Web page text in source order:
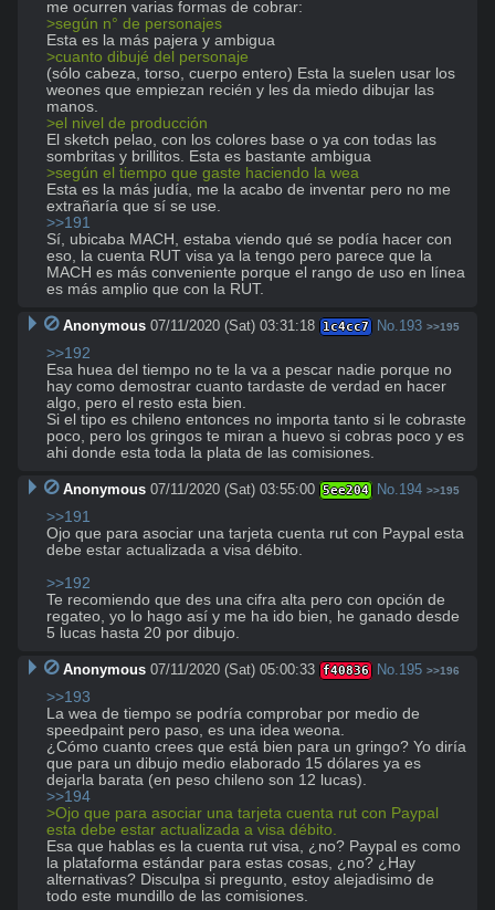
>según n° de personajes
>cuanto dibujé del personaje
(sólo cabeza, torso, cuerpo entero) Esta la suelen usar los
weones que empiezan recién y les da miedo dibujar las
>el nivel de producción
El sketch pelao, con los colores base o ya con todas las
>según el tiempo que gaste haciendo la wea
Esta es la más judía, me la acabo de inventar pero no me
>>191
Sí, ubicaba MACH, estaba viendo qué se podía hacer con
eso, la cuenta RUT visa ya la tengo pero parece que la
MACH es más conveniente porque el rango de uso en línea
es más amplio que con la RUT.
Anonymous 07/11/2020 (Sat) 03:31:18 1c4cc7 No. 193 >>195
>>192
Esa huea del tiempo no te la va a pescar nadie porque no
hay como demostrar cuanto tardaste de verdad en hacer
algo, pero el resto esta bien.
Si el tipo es chileno entonces no importa tanto si le cobraste
poco, pero los gringos te miran a huevo si cobras poco y es
ahi donde esta toda la plata de las comisiones.
Anonymous 07/11/2020 (Sat) 03:55:00 5ee204 No. 194 >>195
>>191
Ojo que para asociar una tarjeta cuenta rut con Paypal esta
debe estar actualizada a visa débito.
>>192
Te recomiendo que des una cifra alta pero con opción de
regateo, yo lo hago así y me ha ido bien, he ganado desde
5 lucas hasta 20 por dibujo.
Anonymous 07/11/2020 (Sat) 05:00:33 f40836 No. 195 >>196
>>193
La wea de tiempo se podría comprobar por medio de
speedpaint pero paso, es una idea weona.
¿Cómo cuanto crees que está bien para un gringo? Yo diría
que para un dibujo medio elaborado 15 dólares ya es
>>194
>Ojo que para asociar una tarjeta cuenta rut con Paypal
esta debe estar actualizada a visa débito.
Esa que hablas es la cuenta rut visa, ¿no? Paypal es como
la plataforma estándar para estas cosas, ¿no? ¿Hay
alternativas? Disculpa si pregunto, estoy alejadisimo de
todo este mundillo de las comisiones.